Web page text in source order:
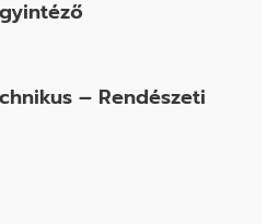
– Rendészeti